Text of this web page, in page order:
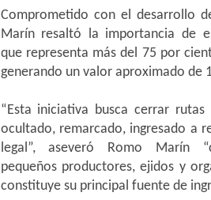
Comprometido con el desarrollo
Marín resaltó la importancia de
que representa más del 75 por
generando un valor aproximado de
“Esta iniciativa busca cerrar
ocultado, remarcado, ingresado a
legal”, aseveró Romo
pequeñosproductores, ejidos y
constituye su principal fuente de